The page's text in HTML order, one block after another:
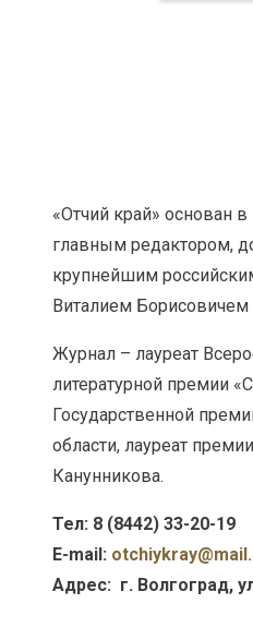
«Отчий край» основан
главным редактором,
крупнейшим
Виталием
Журнал – лауреат
литературной премии
Государственной
области, лауреат
Канунникова.
Тел: 8 (8442) 33-20-19
E-mail:
Адрес: г. Волгоград,